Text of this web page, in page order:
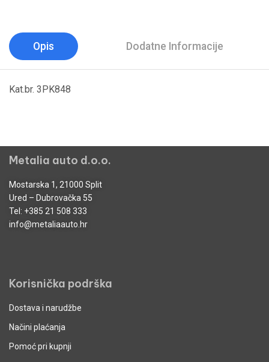
Opis Dodatne Informacije
Kat.br. 3PK848
Metalia auto d.o.o.
Mostarska 1, 21000 Split
Ured – Dubrovačka 55
Tel: +385 21 508 333
info@metaliaauto.hr
Korisnička podrška
Dostava i narudžbe
Načini plaćanja
Pomoć pri kupnji